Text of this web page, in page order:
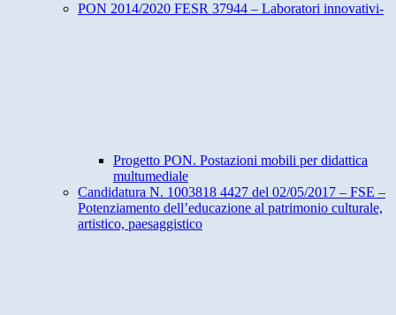
PON 2014/2020 FESR 37944 – Laboratori innovativi-
Progetto PON. Postazioni mobili per didattica
multumediale
Candidatura N. 1003818 4427 del 02/05/2017 – FSE –
Potenziamento dell’educazione al patrimonio culturale,
artistico, paesaggistico